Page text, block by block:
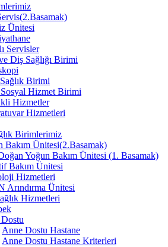
Ünitesi
Servisler
Diş Sağlığı Birimi
Birimi
Hizmet Birimi
Hizmetler
Hizmetleri
Birimlerimiz
Bakım Ünitesi(2.Basamak)
Yoğun Bakım Ünitesi (1. Basamak)
Bakım Ünitesi
Hizmetleri
Arındırma Ünitesi
Hizmetleri
Anne Dostu Hastane
Anne Dostu Hastane Kriterleri